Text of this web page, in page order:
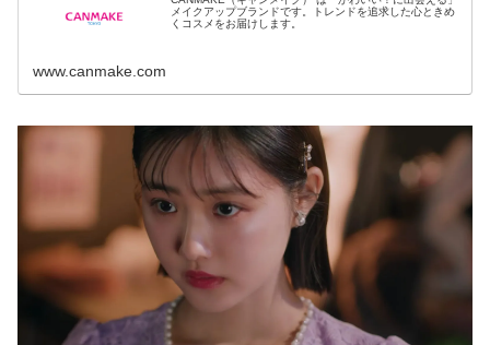
メイクアップブランドです。トレンドを追求した心ときめ
くコスメをお届けします。
www.canmake.com